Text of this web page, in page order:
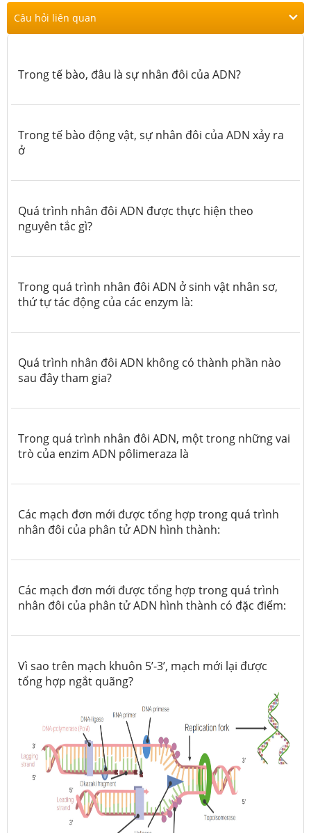
Câu hỏi liên quan
Trong tế bào, đâu là sự nhân đôi của ADN?
Trong tế bào động vật, sự nhân đôi của ADN xảy ra
ở
Quá trình nhân đôi ADN được thực hiện theo
nguyên tắc gì?
Trong quá trình nhân đôi ADN ở sinh vật nhân sơ,
thứ tự tác động của các enzym là:
Quá trình nhân đôi ADN không có thành phần nào
sau đây tham gia?
Trong quá trình nhân đôi ADN, một trong những vai
trò của enzim ADN pôlimeraza là
Các mạch đơn mới được tổng hợp trong quá trình
nhân đôi của phân tử ADN hình thành:
Các mạch đơn mới được tổng hợp trong quá trình
nhân đôi của phân tử ADN hình thành có đặc điểm:
Vì sao trên mạch khuôn 5’-3’, mạch mới lại được
tổng hợp ngắt quãng?